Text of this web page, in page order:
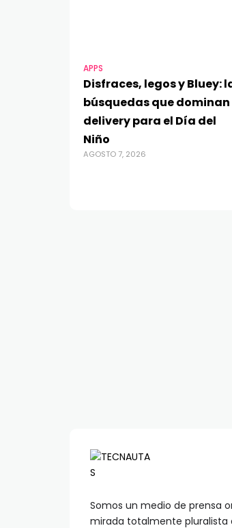
APPS
Disfraces, legos y Bluey:
búsquedas que dominan
delivery para el Día del
Niño
AGOSTO 7, 2026
Somos un medio de prensa
mirada totalmente pluralista